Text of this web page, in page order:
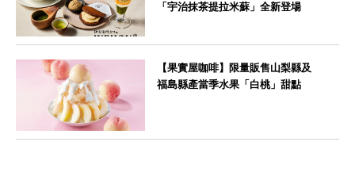
「宇治抹茶提拉米蘇」全新登場
【果實屋咖啡】限量販售山梨縣及
福島縣產當季水果「白桃」甜點